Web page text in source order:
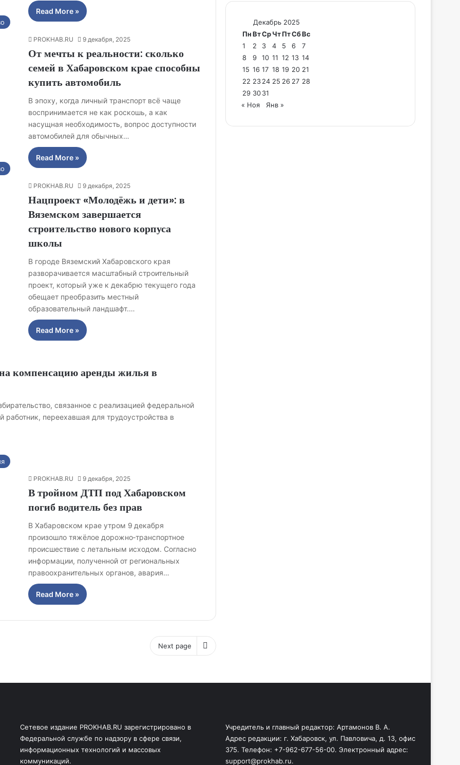
Read More »
PROKHAB.RU 9 декабря, 2025
От мечты к реальности: сколько
семей в Хабаровском крае способны
купить автомобиль
В эпоху, когда личный транспорт всё чаще
воспринимается не как роскошь, а как
насущная необходимость, вопрос доступности
автомобилей для обычных…
Read More »
PROKHAB.RU 9 декабря, 2025
Нацпроект «Молодёжь и дети»: в
Вяземском завершается
строительство нового корпуса
школы
В городе Вяземский Хабаровского края
разворачивается масштабный строительный
проект, который уже к декабрю текущего года
обещает преобразить местный
образовательный ландшафт.…
Read More »
компенсацию аренды жилья в
связанное с реализацией федеральной
переехавшая для трудоустройства в
PROKHAB.RU 9 декабря, 2025
В тройном ДТП под Хабаровском
погиб водитель без прав
В Хабаровском крае утром 9 декабря
произошло тяжёлое дорожно‑транспортное
происшествие с летальным исходом. Согласно
информации, полученной от региональных
правоохранительных органов, авария…
Read More »
Next page
Декабрь 2025
ПнВтСрЧтПтСбВс
1
2 3 4 5 6
7
8
9 10 11 12 13 14
15 16 17 18 19 20 21
22 2324 25 26 27 28
29 3031
« Ноя
Янв »
Сетевое издание PROKHAB.RU зарегистрировано в
Федеральной службе по надзору в сфере связи,
информационных технологий и массовых
коммуникаций.
Учредитель и главный редактор: Артамонов В. А.
Адрес редакции: г. Хабаровск, ул. Павловича, д. 13, офис
375. Телефон: +7-962-677-56-00. Электронный адрес:
support@prokhab.ru.